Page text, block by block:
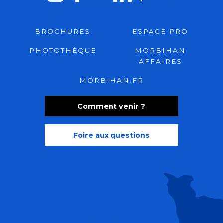
Comment venir ?
Foire aux questions
BROCHURES ESPACE PRO
PHOTOTHÈQUE
MORBIHAN
AFFAIRES
MORBIHAN.FR